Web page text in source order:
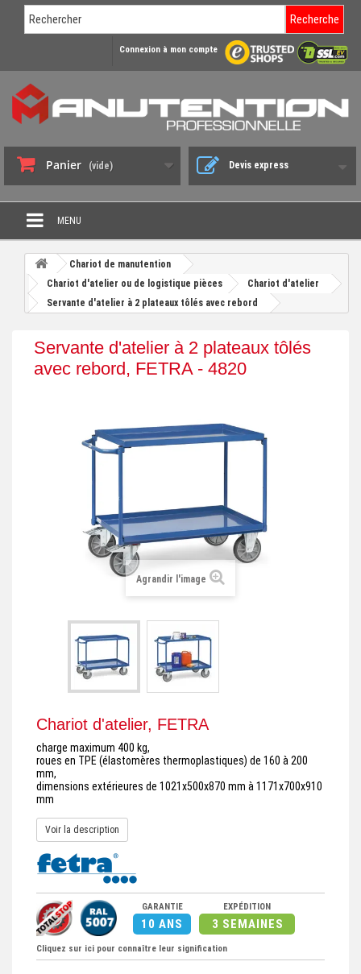
Recherche
Connexion à mon compte
Panier (vide) Devis express
MENU
PROMO DÉSTOCKAGE
+
CHARIOT DE MANUTENTION
+
BENNE BASCULANTE
TRANSPALETTE ET PALETTAGE
Chariot de manutention
Chariot d'atelier ou de logistique pièces
Chariot d'atelier
Servante d'atelier à 2 plateaux tôlés avec rebord
Servante d'atelier à 2 plateaux tôlés
avec rebord, FETRA - 4820
Agrandir l'image
Chariot d'atelier, FETRA
charge maximum 400 kg,
roues en TPE (élastomères thermoplastiques) de 160 à 200
mm,
dimensions extérieures de 1021x500x870 mm à 1171x700x910
mm
Voir la description
GARANTIE
10 ANS
EXPÉDITION
3 SEMAINES
Cliquez sur ici pour connaître leur signification